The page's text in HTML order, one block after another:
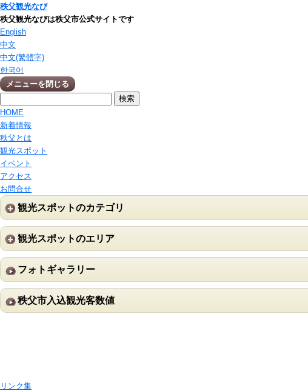
秩父観光なび
秩父観光なびは秩父市公式サイトです
English
中文
中文(繁體字)
한국어
メニューを閉じる
HOME
新着情報
秩父とは
観光スポット
イベント
アクセス
お問合せ
観光スポットのカテゴリ
観光スポットのエリア
フォトギャラリー
秩父市入込観光客数値
リンク集